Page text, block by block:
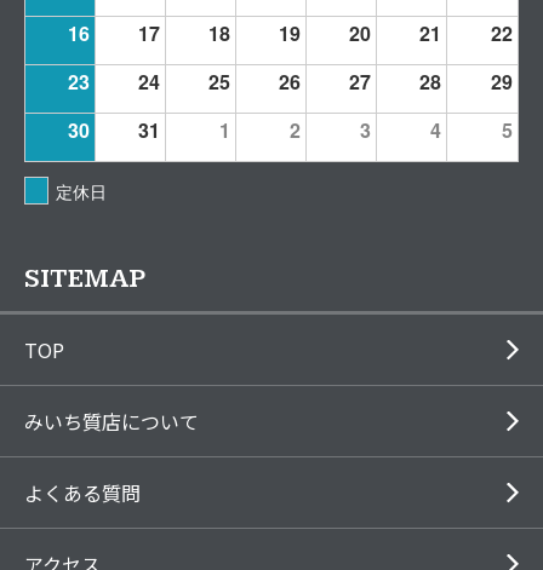
16
17 18 19 20 21
22
23
24 25 26 27 28
29
30
31 1 2 3 4 5
定休日
SITEMAP
TOP
みいち質店について
よくある質問
アクセス